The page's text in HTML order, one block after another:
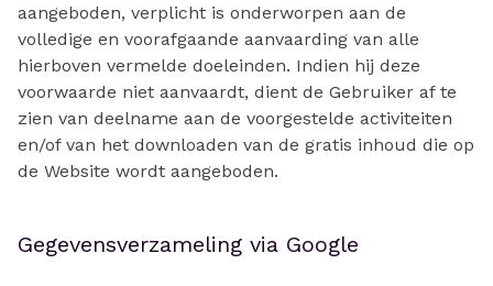
aangeboden, verplicht is onderworpen aan de
volledige en voorafgaande aanvaarding van alle
hierboven vermelde doeleinden. Indien hij deze
voorwaarde niet aanvaardt, dient de Gebruiker af te
zien van deelname aan de voorgestelde activiteiten
en/of van het downloaden van de gratis inhoud die op
de Website wordt aangeboden.
Gegevensverzameling via Google